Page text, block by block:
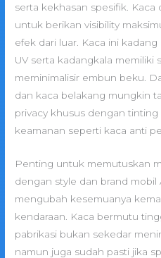
serta kekhasan spesifik. Kaca
untuk berikan visibility
efek dari luar. Kaca ini
UV serta kadangkala memiliki
meminimalisir embun beku.
dan kaca belakang mungkin
privacy khusus dengan
keamanan seperti kaca anti
Penting untuk memutuskan
dengan style dan brand mobil
mengubah kesemuanya
kendaraan. Kaca bermutu
pabrikasi bukan sekedar
namun juga sudah pasti jika